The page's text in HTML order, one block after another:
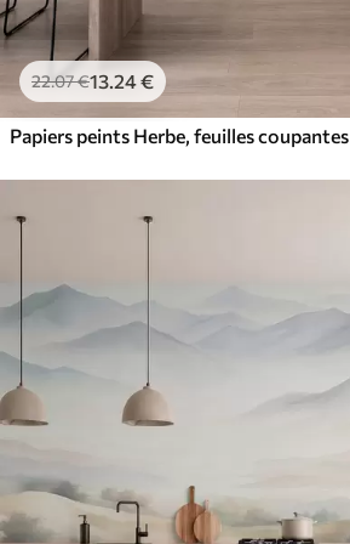
22.07€13.24€
Papiers peints Herbe, feuilles coupantes